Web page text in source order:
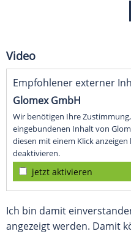
Video
Empfohlener externer
Glomex GmbH
Wir benötigen Ihre
eingebundenen Inhalt von
diesen mit einem Klick
deaktivieren.
jetzt aktivieren
Ich bin damit
angezeigt werden. Damit